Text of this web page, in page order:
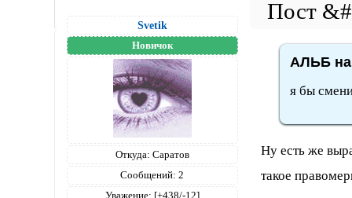
Svetik
Новичок
Откуда: Саратов
Сообщений: 2
Уважение: [+438/-12]
АЛЬБ
я бы
Ну есть же
такое